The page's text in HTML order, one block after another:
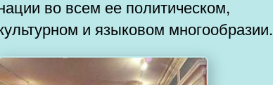
во всем ее политическом,
и языковом многообразии.